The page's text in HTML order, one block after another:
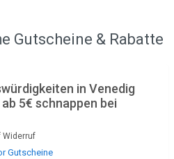
Gutscheine & Rabatte
in Venedig
5€ schnappen bei
Widerruf
Gutscheine